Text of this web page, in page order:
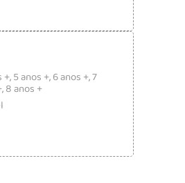
+,5 anos +,6 anos +,7
,8 anos +